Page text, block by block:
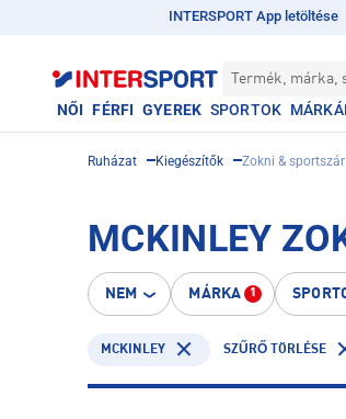
INTERSPORT App letöltése
Termék, márka,
NŐI FÉRFI GYEREK SPORTOK
Ruházat Kiegészítők Zokni & sportszár
MCKINLEY
NEM MÁRKA 1
MCKINLEY SZŰRŐ TÖRLÉSE